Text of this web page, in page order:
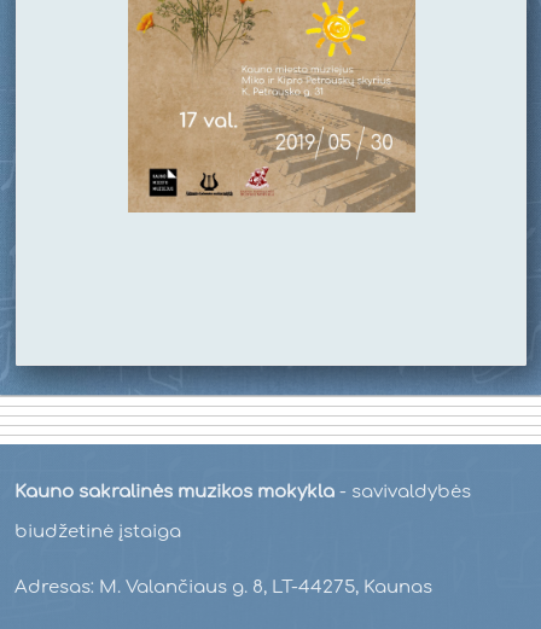
Kauno sakralinės muzikos mokykla - savivaldybės
biudžetinė įstaiga
Adresas: M. Valančiaus g. 8, LT-44275, Kaunas